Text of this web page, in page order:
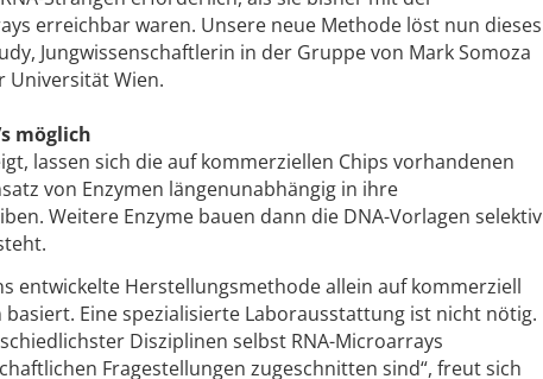
erreichbar waren. Unsere neue Methode löst nun dieses
Jungwissenschaftlerin in der Gruppe von Mark Somoza
Universität Wien.
möglich
lassen sich die auf kommerziellen Chips vorhandenen
von Enzymen längenunabhängig in ihre
Weitere Enzyme bauen dann die DNA-Vorlagen selektiv
entwickelte Herstellungsmethode allein auf kommerziell
Eine spezialisierte Laborausstattung ist nicht nötig.
Disziplinen selbst RNA-Microarrays
Fragestellungen zugeschnitten sind“, freut sich